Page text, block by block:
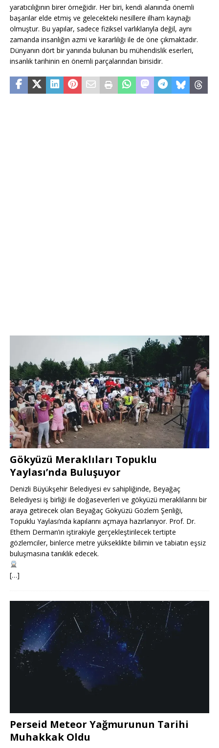
yaratıcılığının birer örneğidir. Her biri, kendi alanında önemli
başarılar elde etmiş ve gelecekteki nesillere ilham kaynağı
olmuştur. Bu yapılar, sadece fiziksel varlıklarıyla değil, aynı
zamanda insanlığın azmi ve kararlılığı ile de öne çıkmaktadır.
Dünyanın dört bir yanında bulunan bu mühendislik eserleri,
insanlık tarihinin en önemli parçalarından birisidir.
Gökyüzü Meraklıları Topuklu
Yaylası’nda Buluşuyor
Denizli Büyükşehir Belediyesi ev sahipliğinde, Beyağaç
Belediyesi iş birliği ile doğaseverleri ve gökyüzü meraklılarını bir
araya getirecek olan Beyağaç Gökyüzü Gözlem Şenliği,
Topuklu Yaylası’nda kapılarını açmaya hazırlanıyor. Prof. Dr.
Ethem Derman’ın iştirakiyle gerçekleştirilecek tertipte
gözlemciler, binlerce metre yükseklikte bilimin ve tabiatın eşsiz
buluşmasına tanıklık edecek.
[…]
Perseid Meteor Yağmurunun Tarihi
Muhakkak Oldu